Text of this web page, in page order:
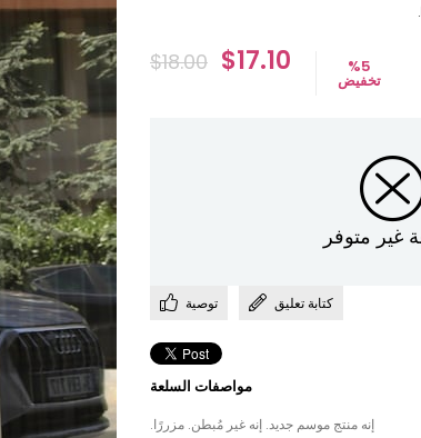
$18.00 $17.10 %5
تخفيض
غير متوفر
توصية كتابة تعليق
مواصفات السلعة
إنه منتج موسم جديد. إنه غير مُبطن. مزررًا.